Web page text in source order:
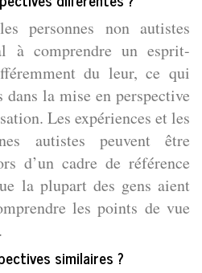
personnes non autistes
à comprendre un esprit-
du leur, ce qui
la mise en perspective
Les expériences et les
autistes peuvent être
d’un cadre de référence
la plupart des gens aient
les points de vue
similaires ?